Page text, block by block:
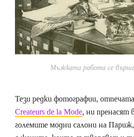
Мъжката работа се
Тези редки фотографии,
Createurs de la Mode, ни пренасят
големите модни салони на Париж,